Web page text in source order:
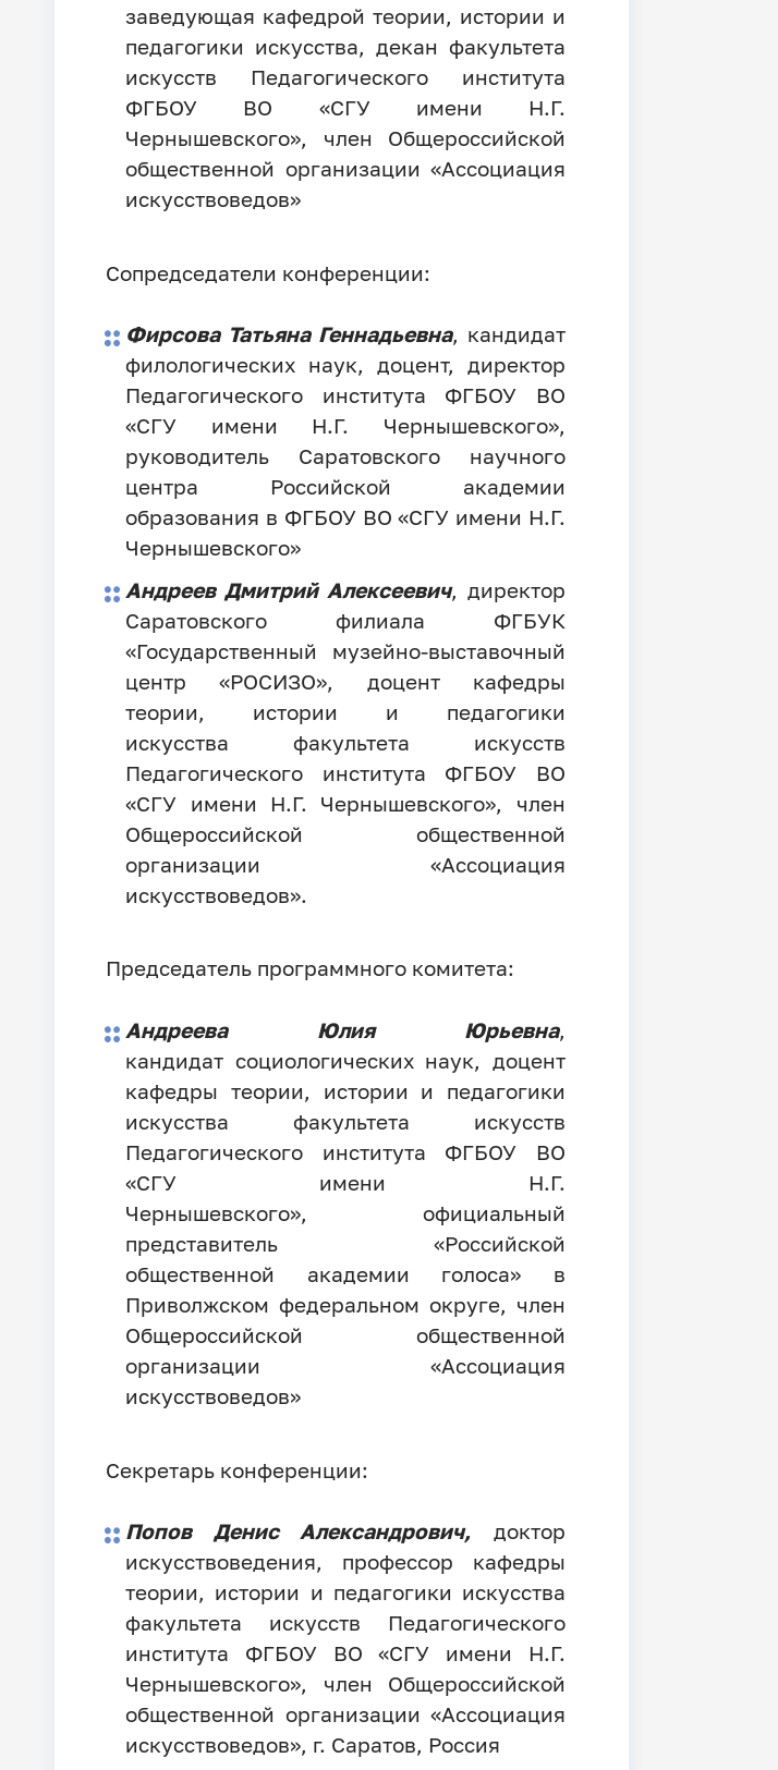
заведующая кафедрой теории, истории и
педагогики искусства, декан факультета
искусств Педагогического института
ФГБОУ ВО «СГУ имени Н.Г.
Чернышевского», член Общероссийской
общественной организации «Ассоциация
искусствоведов»
Сопредседатели конференции:
Фирсова Татьяна Геннадьевна, кандидат
филологических наук, доцент, директор
Педагогического института ФГБОУ ВО
«СГУ имени Н.Г. Чернышевского»,
руководитель Саратовского научного
центра Российской академии
образования в ФГБОУ ВО «СГУ имени Н.Г.
Чернышевского»
Андреев Дмитрий Алексеевич, директор
Саратовского филиала ФГБУК
«Государственный музейно-выставочный
центр «РОСИЗО», доцент кафедры
теории, истории и педагогики
искусства факультета искусств
Педагогического института ФГБОУ ВО
«СГУ имени Н.Г. Чернышевского», член
Общероссийской общественной
организации «Ассоциация
искусствоведов».
Председатель программного комитета:
Андреева Юлия Юрьевна,
кандидат социологических наук, доцент
кафедры теории, истории и педагогики
искусства факультета искусств
Педагогического института ФГБОУ ВО
«СГУ имени Н.Г.
Чернышевского»,
официальный
представитель «Российской
общественной академии голоса» в
Приволжском федеральном округе, член
Общероссийской общественной
организации «Ассоциация
искусствоведов»
Секретарь конференции:
Попов Денис Александрович, доктор
искусствоведения, профессор кафедры
теории, истории и педагогики искусства
факультета искусств Педагогического
института ФГБОУ ВО «СГУ имени Н.Г.
Чернышевского», член Общероссийской
общественной организации «Ассоциация
искусствоведов», г. Саратов, Россия